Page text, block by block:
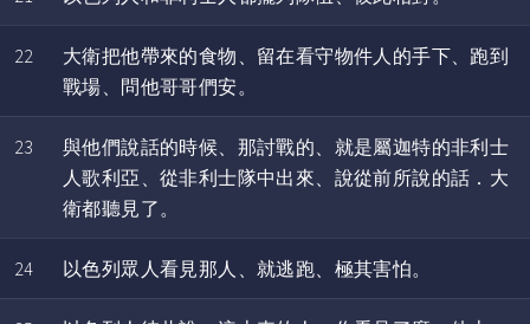
22
大衛把他帶來的食物、留在看守物件人的手下、跑到
戰場、問他哥哥們安。
23
與他們說話的時候、那討戰的、就是屬迦特的非利士
人歌利亞、從非利士隊中出來、說從前所說的話．大
衛都聽見了。
24 以色列眾人看見那人、就逃跑、極其害怕。